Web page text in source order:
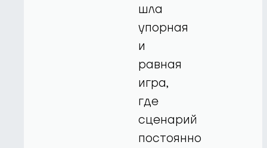
шла
упорная
и
равная
игра,
где
сценарий
постоянно